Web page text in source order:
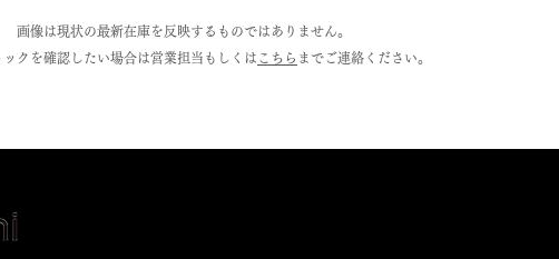
画像は現状の最新在庫を反映するものではありません。
クを確認したい場合は営業担当もしくは こちら までご連絡ください。